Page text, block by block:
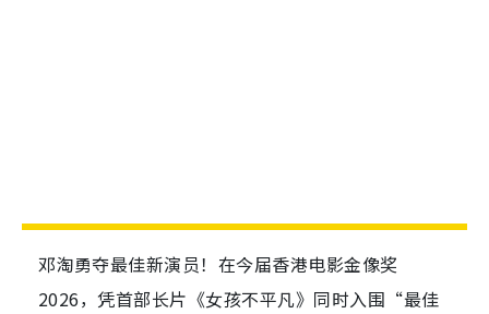
邓淘勇夺最佳新演员！在今届香港电影金像奖
2026，凭首部长片《女孩不平凡》同时入围“最佳